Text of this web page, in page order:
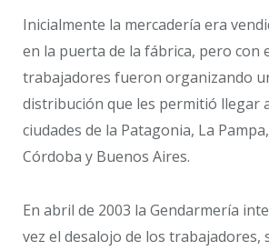
Inicialmente la mercadería era
en la puerta de la fábrica, pero con
trabajadores fueron organizando
distribución que les permitió llegar
ciudades de la Patagonia, La
Córdoba y Buenos Aires.
En abril de 2003 la Gendarmería
vez el desalojo de los trabajadores,